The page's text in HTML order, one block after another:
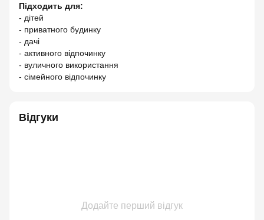
Підходить для:
- дітей
- приватного будинку
- дачі
- активного відпочинку
- вуличного використання
- сімейного відпочинку
Відгуки
Додайте перший відгук